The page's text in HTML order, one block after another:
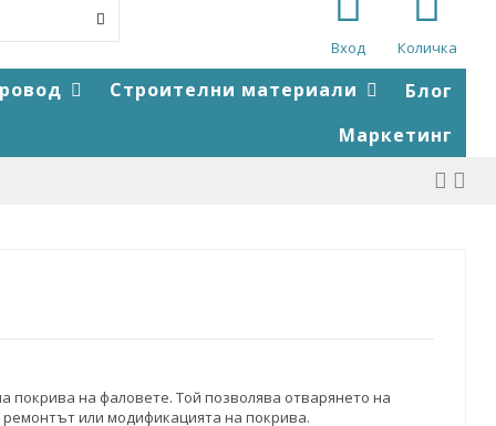
Вход Количка
Строителни материали
Блог
Маркетинг
покрива на фаловете. Той позволява отварянето на
или модификацията на покрива.